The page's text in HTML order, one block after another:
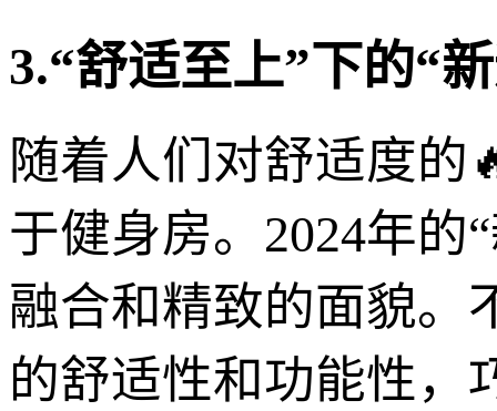
3.“舒适至上”下的“
随着人们对舒适度的
于健身房。2024年的
融合和精致的面貌。
的舒适性和功能性，